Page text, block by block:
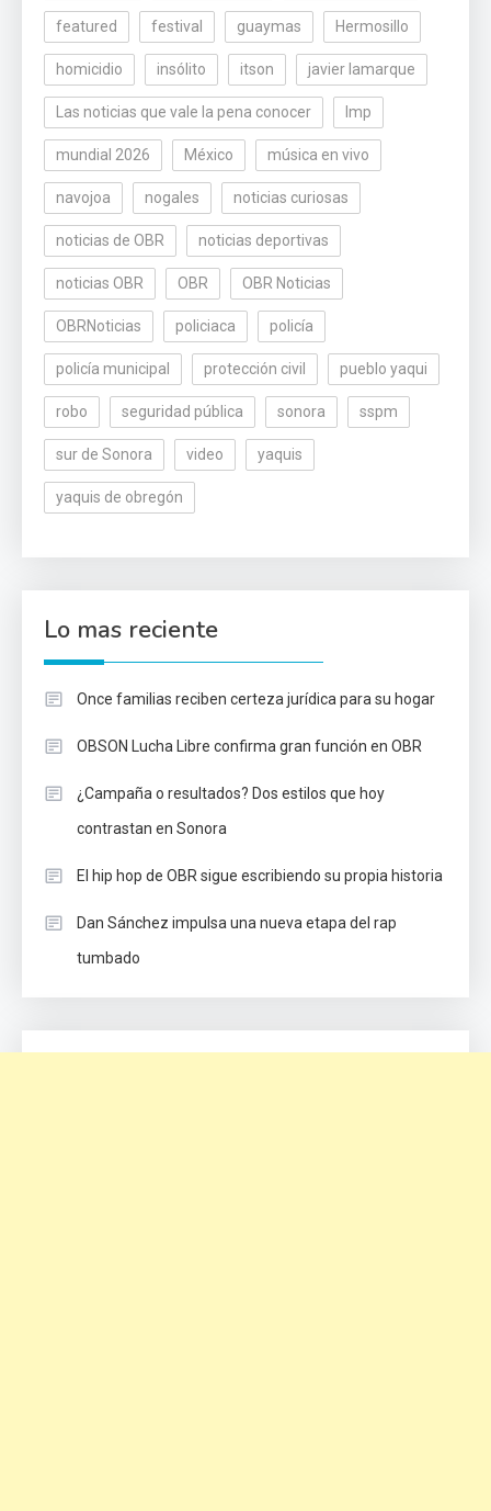
featured festival guaymas Hermosillo
homicidio insólito itson javier lamarque
Las noticias que vale la pena conocer lmp
mundial 2026 México música en vivo
navojoa nogales noticias curiosas
noticias de OBR noticias deportivas
noticias OBR OBR OBR Noticias
OBRNoticias policiaca policía
policía municipal protección civil pueblo yaqui
robo seguridad pública sonora sspm
sur de Sonora video yaquis
yaquis de obregón
Lo mas reciente
Once familias reciben certeza jurídica para su hogar
OBSON Lucha Libre confirma gran función en OBR
¿Campaña o resultados? Dos estilos que hoy
contrastan en Sonora
El hip hop de OBR sigue escribiendo su propia historia
Dan Sánchez impulsa una nueva etapa del rap
tumbado